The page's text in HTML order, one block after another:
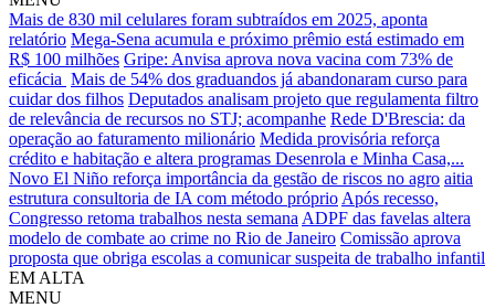
Mais de 830 mil celulares foram subtraídos em 2025, aponta
relatório Mega-Sena acumula e próximo prêmio está estimado em
R$ 100 milhões Gripe: Anvisa aprova nova vacina com 73% de
eficácia Mais de 54% dos graduandos já abandonaram curso para
cuidar dos filhos Deputados analisam projeto que regulamenta filtro
de relevância de recursos no STJ; acompanhe Rede D'Brescia: da
operação ao faturamento milionário Medida provisória reforça
crédito e habitação e altera programas Desenrola e Minha Casa,...
Novo El Niño reforça importância da gestão de riscos no agro aitia
estrutura consultoria de IA com método próprio Após recesso,
Congresso retoma trabalhos nesta semana ADPF das favelas altera
modelo de combate ao crime no Rio de Janeiro Comissão aprova
proposta que obriga escolas a comunicar suspeita de trabalho infantil
EM ALTA
MENU